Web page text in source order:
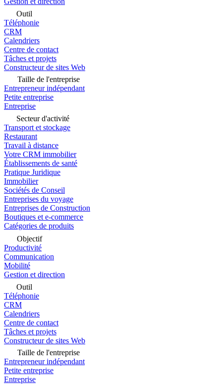
Outil
Téléphonie
CRM
Calendriers
Centre de contact
Tâches et projets
Constructeur de sites Web
Taille de l'entreprise
Entrepreneur indépendant
Petite entreprise
Entreprise
Secteur d'activité
Transport et stockage
Restaurant
Travail à distance
Votre CRM immobilier
Établissements de santé
Pratique Juridique
Immobilier
Sociétés de Conseil
Entreprises du voyage
Entreprises de Construction
Boutiques et e-commerce
Catégories de produits
Objectif
Productivité
Communication
Mobilité
Gestion et direction
Outil
Téléphonie
CRM
Calendriers
Centre de contact
Tâches et projets
Constructeur de sites Web
Taille de l'entreprise
Entrepreneur indépendant
Petite entreprise
Entreprise